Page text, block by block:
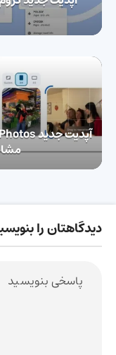
دیدگاهتان را